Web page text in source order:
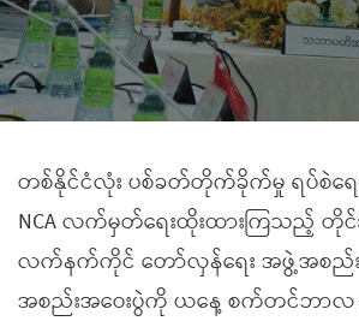
တစ်နိုင်ငံလုံး ပစ်ခတ်တိုက်ခိုက်မှု ရပ်စဲရေ
NCA လက်မှတ်ရေးထိုးထားကြသည့် တိုင်
လက်နက်ကိုင် တော်လှန်ရေး အဖွဲ့အစည်း
အစည်းအဝေးပွဲကို ယနေ့ စက်တင်ဘာ